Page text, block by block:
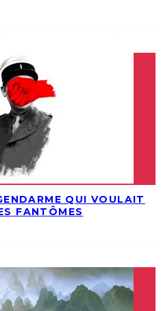
QUI VOULAIT
FANTÔMES